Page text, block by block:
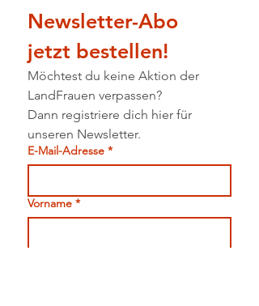
Newsletter-Abo
jetzt bestellen!
Möchtest du keine Aktion der
LandFrauen verpassen?
Dann registriere dich hier für
unseren Newsletter.
E-Mail-Adresse *
Vorname *